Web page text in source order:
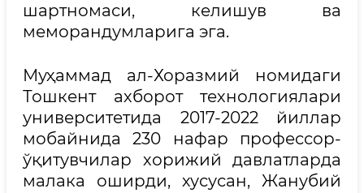
шартномаси, келишув ва
меморандумларига эга.
Муҳаммад ал-Хоразмий номидаги
Тошкент ахборот технологиялари
университетида 2017-2022 йиллар
мобайнида 230 нафар профессор-
ўқитувчилар хорижий давлатларда
малака оширди, хусусан, Жанубий